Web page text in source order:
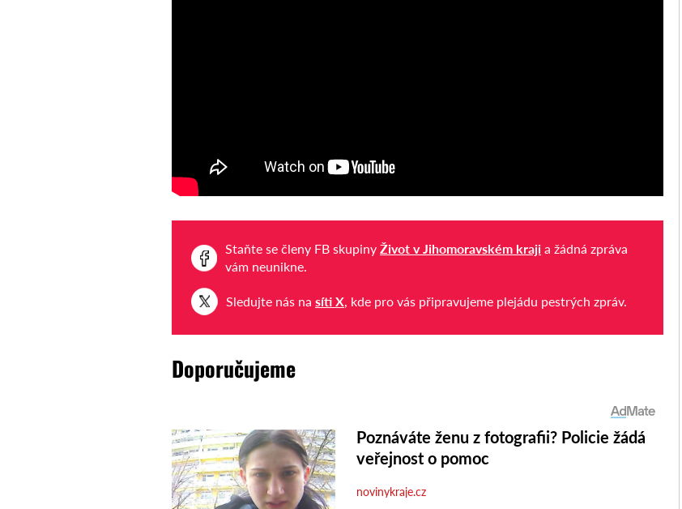
Staňte se členy FB skupinyŽivot v Jihomoravském kraji a žádná zpráva
vám neunikne.
Sledujte nás nasíti X, kde pro vás připravujeme plejádu pestrých zpráv.
Doporučujeme